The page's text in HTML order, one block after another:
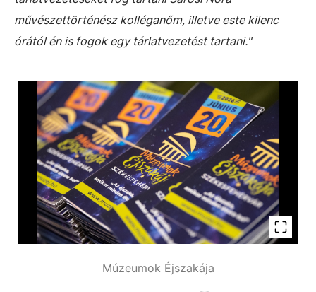
művészettörténész kolléganőm, illetve este kilenc
órától én is fogok egy tárlatvezetést tartani."
Múzeumok Éjszakája